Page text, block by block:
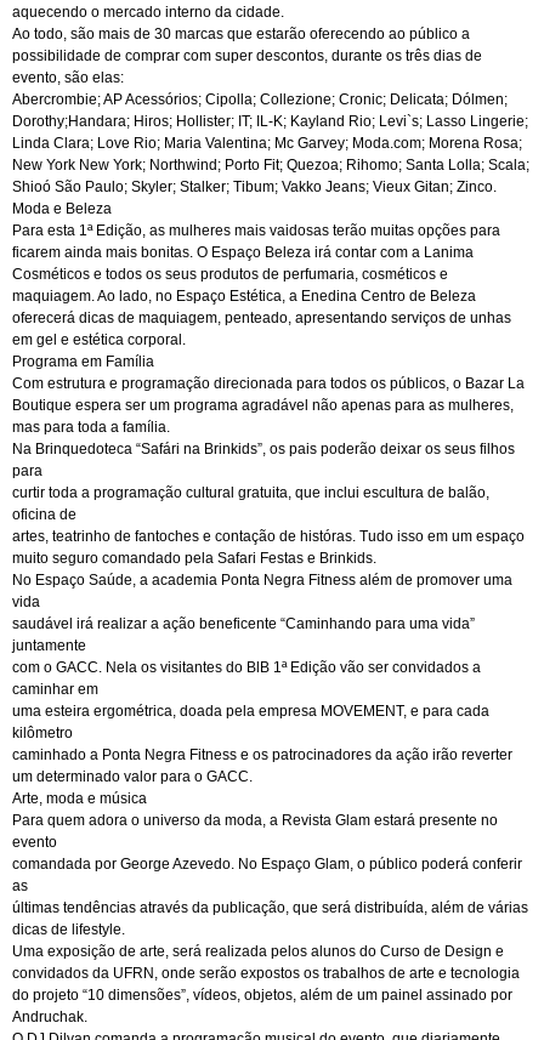
aquecendo o mercado interno da cidade.
Ao todo, são mais de 30 marcas que estarão oferecendo ao público a
possibilidade de comprar com super descontos, durante os três dias de
evento, são elas:
Abercrombie; AP Acessórios; Cipolla; Collezione; Cronic; Delicata; Dólmen;
Dorothy;Handara; Hiros; Hollister; IT; IL-K; Kayland Rio; Levi`s; Lasso Lingerie;
Linda Clara; Love Rio; Maria Valentina; Mc Garvey; Moda.com; Morena Rosa;
New York New York; Northwind; Porto Fit; Quezoa; Rihomo; Santa Lolla; Scala;
Shioó São Paulo; Skyler; Stalker; Tibum; Vakko Jeans; Vieux Gitan; Zinco.
Moda e Beleza
Para esta 1ª Edição, as mulheres mais vaidosas terão muitas opções para
ficarem ainda mais bonitas. O Espaço Beleza irá contar com a Lanima
Cosméticos e todos os seus produtos de perfumaria, cosméticos e
maquiagem. Ao lado, no Espaço Estética, a Enedina Centro de Beleza
oferecerá dicas de maquiagem, penteado, apresentando serviços de unhas
em gel e estética corporal.
Programa em Família
Com estrutura e programação direcionada para todos os públicos, o Bazar La
Boutique espera ser um programa agradável não apenas para as mulheres,
mas para toda a família.
Na Brinquedoteca “Safári na Brinkids”, os pais poderão deixar os seus filhos
para
curtir toda a programação cultural gratuita, que inclui escultura de balão,
oficina de
artes, teatrinho de fantoches e contação de históras. Tudo isso em um espaço
muito seguro comandado pela Safari Festas e Brinkids.
No Espaço Saúde, a academia Ponta Negra Fitness além de promover uma
vida
saudável irá realizar a ação beneficente “Caminhando para uma vida”
juntamente
com o GACC. Nela os visitantes do BlB 1ª Edição vão ser convidados a
caminhar em
uma esteira ergométrica, doada pela empresa MOVEMENT, e para cada
kilômetro
caminhado a Ponta Negra Fitness e os patrocinadores da ação irão reverter
um determinado valor para o GACC.
Arte, moda e música
Para quem adora o universo da moda, a Revista Glam estará presente no
evento
comandada por George Azevedo. No Espaço Glam, o público poderá conferir
as
últimas tendências através da publicação, que será distribuída, além de várias
dicas de lifestyle.
Uma exposição de arte, será realizada pelos alunos do Curso de Design e
convidados da UFRN, onde serão expostos os trabalhos de arte e tecnologia
do projeto “10 dimensões”, vídeos, objetos, além de um painel assinado por
Andruchak.